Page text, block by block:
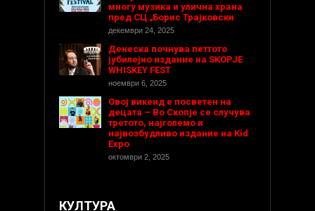
многу музика и улична храна
пред СЦ „Борис Трајковски
декември 24, 2025
Денеска почнува петтото
јубилејно издание на SKOPJE
WHISKEY FEST
ноември 6, 2025
Овој викенд е посветен на
децата – Во Скопје се случува
третото, најголемо и
највозбудливо издание на Kid
Expo
октомври 2, 2025
КУЛТУРА